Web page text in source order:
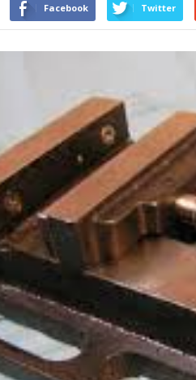
Facebook Twitter